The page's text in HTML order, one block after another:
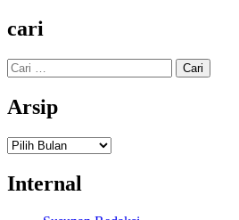
cari
Cari
untuk:
Arsip
Arsip
Internal